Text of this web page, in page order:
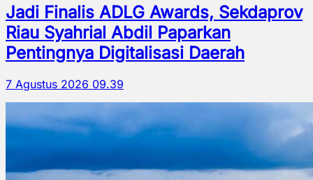
Jadi Finalis ADLG Awards, Sekdaprov
Riau Syahrial Abdil Paparkan
Pentingnya Digitalisasi Daerah
7 Agustus 2026 09.39